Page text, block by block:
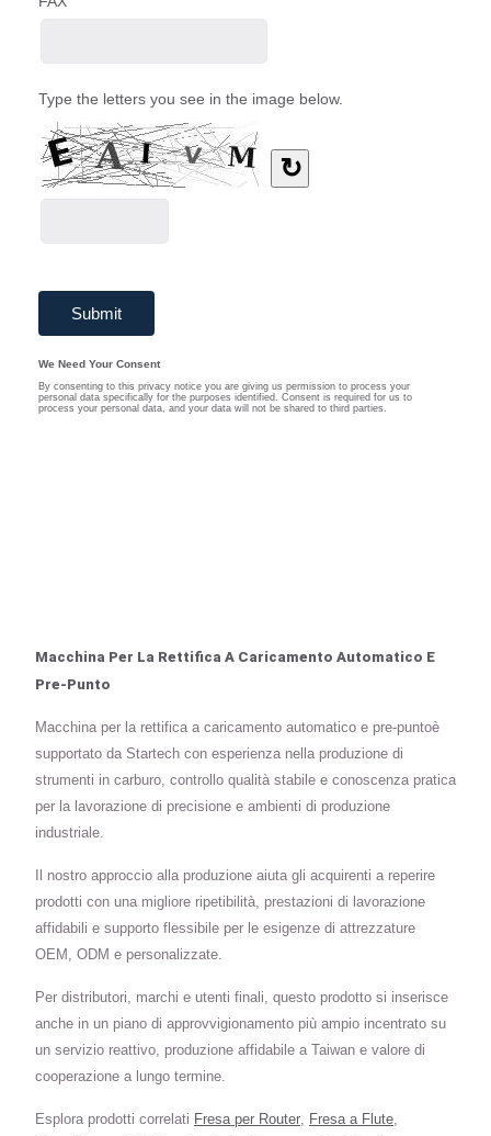
Macchina Per La Rettifica A Caricamento Automatico E
Pre-Punto
Macchina per la rettifica a caricamento automatico e pre-puntoè
supportato da Startech con esperienza nella produzione di
strumenti in carburo, controllo qualità stabile e conoscenza pratica
per la lavorazione di precisione e ambienti di produzione
industriale.
Il nostro approccio alla produzione aiuta gli acquirenti a reperire
prodotti con una migliore ripetibilità, prestazioni di lavorazione
affidabili e supporto flessibile per le esigenze di attrezzature
OEM, ODM e personalizzate.
Per distributori, marchi e utenti finali, questo prodotto si inserisce
anche in un piano di approvvigionamento più ampio incentrato su
un servizio reattivo, produzione affidabile a Taiwan e valore di
cooperazione a lungo termine.
Esplora prodotti correlati Fresa per Router, Fresa a Flute,